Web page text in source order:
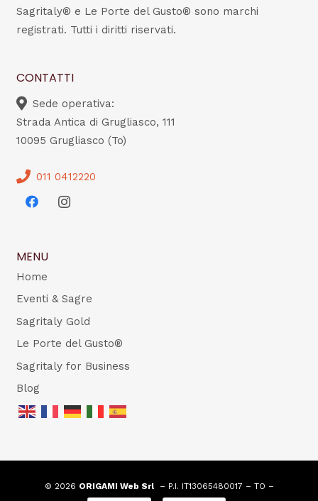
Sagritaly® e Le Porte del Gusto® sono marchi
registrati. Tutti i diritti riservati.
CONTATTI
Sede operativa:
Strada Antica di Grugliasco, 111
10095 Grugliasco (To)
011 0412220
MENU
Home
Eventi & Sagre
Sagritaly Gold
Le Porte del Gusto®
Sagritaly for Business
Blog
© 2026 ORIGAMI Web Srl– P.I. IT13065480017 – TO –